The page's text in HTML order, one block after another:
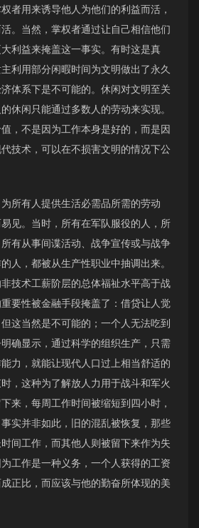
者用来诱导他人为他们的利益而活，
。当然，掌权者通过让自己相信他们
利益来掩盖这一事实。有时这是真
利用部分闲暇时间为文明做出了永久
体系下是不可能的。休闲对文明至关
休闲只能通过多数人的劳动来实现。
，不是因为工作本身是好的，而是因
技术，可以在不损害文明的情况下公
所有人提供生活必需品所需的劳动
见。当时，所有在军队服役的人，所
有从事间谍活动、战争宣传或与战争
人，都被从生产性职业中抽调出来。
技术工薪阶层的总体福祉水平高于战
要性被金融手段掩盖了：借贷让人觉
这当然是不可能的；一个人无法吃到
确显示，通过科学的组织生产，只需
力，就能让现代人口过上相当舒适的
，这种为了解放人力用于战斗和军火
来，每周工作时间被缩短到四小时，
实并非如此，旧的混乱被恢复，那些
间工作，而其他人则被留下来作为失
工作是一种义务，一个人获得的工资
正比，而应该与他的勤奋所体现的美